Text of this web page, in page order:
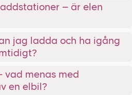
– är elen
jag ladda och ha igång
vad menas med
en elbil?